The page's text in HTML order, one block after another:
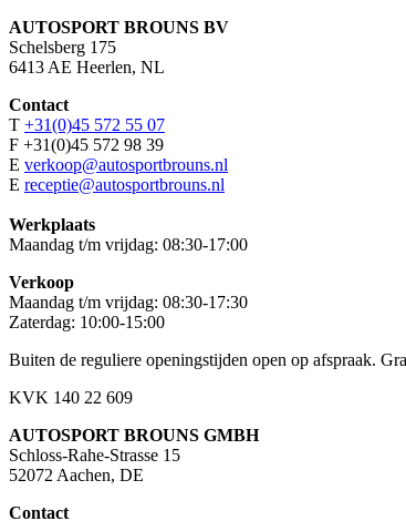
AUTOSPORT BROUNS BV
Schelsberg 175
6413 AE Heerlen, NL
Contact
T +31(0)45 572 55 07
F +31(0)45 572 98 39
E verkoop@autosportbrouns.nl
E receptie@autosportbrouns.nl
Werkplaats
Maandag t/m vrijdag: 08:30-17:00
Verkoop
Maandag t/m vrijdag: 08:30-17:30
Zaterdag: 10:00-15:00
Buiten de reguliere openingstijden open op afspraak.
KVK 140 22 609
AUTOSPORT BROUNS GMBH
Schloss-Rahe-Strasse 15
52072 Aachen, DE
Contact